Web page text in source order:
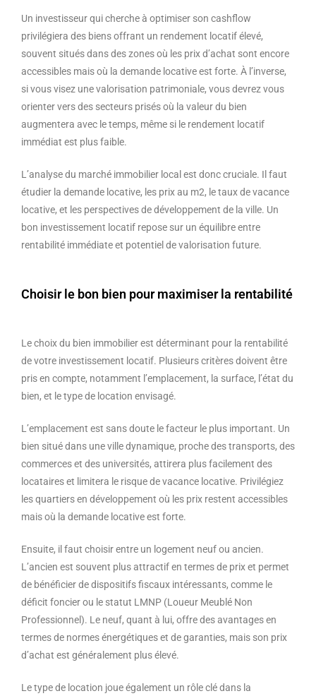
Un investisseur qui cherche à optimiser son cashflow
privilégiera des biens offrant un rendement locatif élevé,
souvent situés dans des zones où les prix d’achat sont encore
accessibles mais où la demande locative est forte. À l’inverse,
si vous visez une valorisation patrimoniale, vous devrez vous
orienter vers des secteurs prisés où la valeur du bien
augmentera avec le temps, même si le rendement locatif
immédiat est plus faible.
L’analyse du marché immobilier local est donc cruciale. Il faut
étudier la demande locative, les prix au m2, le taux de vacance
locative, et les perspectives de développement de la ville. Un
bon investissement locatif repose sur un équilibre entre
rentabilité immédiate et potentiel de valorisation future.
Choisir le bon bien pour maximiser la rentabilité
Le choix du bien immobilier est déterminant pour la rentabilité
de votre investissement locatif. Plusieurs critères doivent être
pris en compte, notamment l’emplacement, la surface, l’état du
bien, et le type de location envisagé.
L’emplacement est sans doute le facteur le plus important. Un
bien situé dans une ville dynamique, proche des transports, des
commerces et des universités, attirera plus facilement des
locataires et limitera le risque de vacance locative. Privilégiez
les quartiers en développement où les prix restent accessibles
mais où la demande locative est forte.
Ensuite, il faut choisir entre un logement neuf ou ancien.
L’ancien est souvent plus attractif en termes de prix et permet
de bénéficier de dispositifs fiscaux intéressants, comme le
déficit foncier ou le statut LMNP (Loueur Meublé Non
Professionnel). Le neuf, quant à lui, offre des avantages en
termes de normes énergétiques et de garanties, mais son prix
d’achat est généralement plus élevé.
Le type de location joue également un rôle clé dans la